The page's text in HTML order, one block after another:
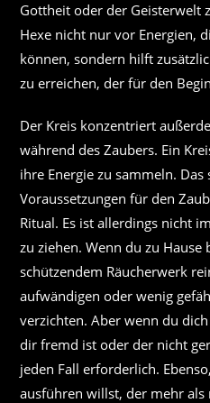
Gottheit oder der Geisterwelt
Hexe nicht nur vor Energien,
können, sondern hilft
zu erreichen, der für den
Der Kreis konzentriert
während des Zaubers. Ein
ihre Energie zu sammeln. Das
Voraussetzungen für den
Ritual. Es ist allerdings nicht
zu ziehen. Wenn du zu
schützendem Räucherwerk
aufwändigen oder wenig
verzichten. Aber wenn du
dir fremd ist oder der nicht
jeden Fall erforderlich.
ausführen willst, der mehr als